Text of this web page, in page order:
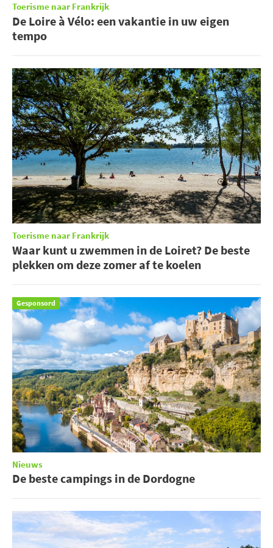
Toerisme naar Frankrijk
De Loire à Vélo: een vakantie in uw eigen
tempo
Toerisme naar Frankrijk
Waar kunt u zwemmen in de Loiret? De beste
plekken om deze zomer af te koelen
Gesponsord
Nieuws
De beste campings in de Dordogne